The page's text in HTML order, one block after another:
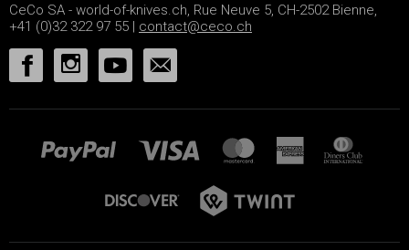
CeCo SA - world-of-knives.ch, Rue Neuve 5, CH-2502 Bienne,
+41 (0)32 322 97 55 | contact@ceco.ch